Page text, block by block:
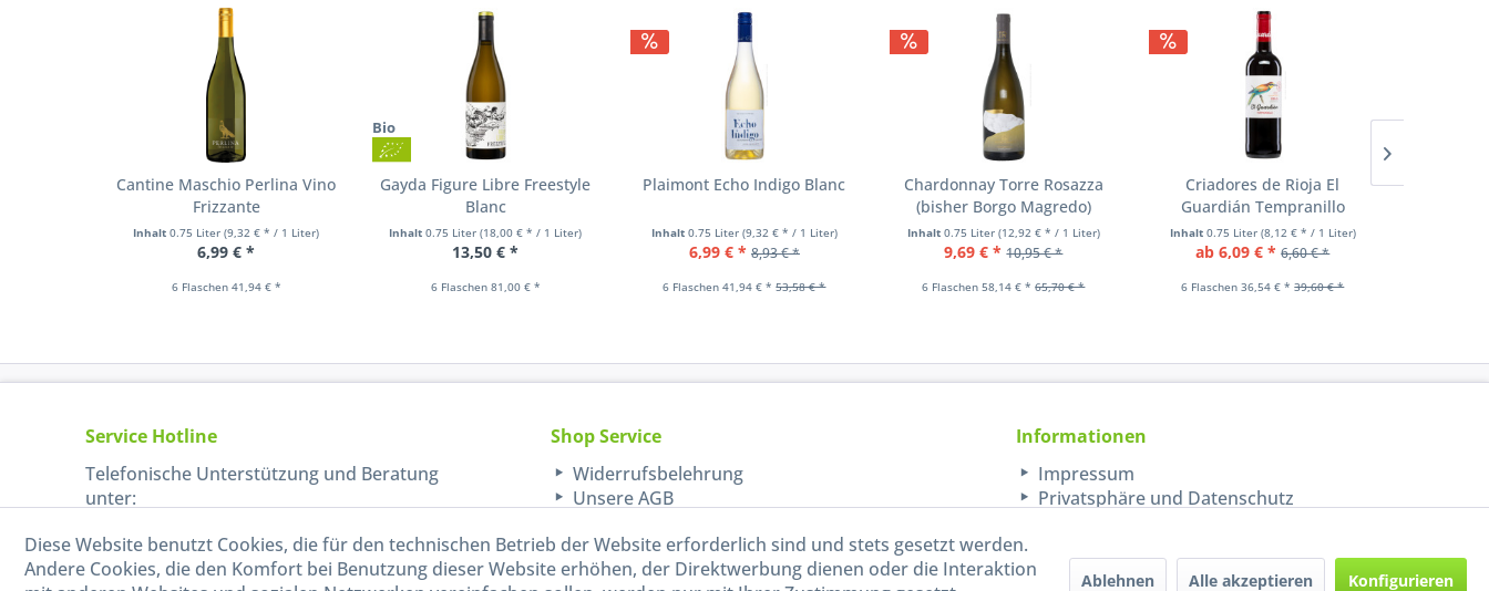
Cantine Maschio Perlina Vino
Frizzante
Inhalt0.75 Liter(9,32 € * / 1 Liter)
6,99 € *
6 Flaschen 41,94 € *
Bio
Gayda Figure Libre Freestyle
Blanc
Inhalt0.75 Liter(18,00 € * / 1 Liter)
13,50 € *
6 Flaschen 81,00 € *
Plaimont Echo Indigo Blanc
Inhalt 0.75 Liter (9,32 € * / 1 Liter)
6,99 € * 8,93 € *
6 Flaschen 41,94 € * 53,58 € *
Chardonnay Torre Rosazza
(bisher Borgo Magredo)
Inhalt 0.75 Liter (12,92 € * / 1 Liter)
9,69 € * 10,95 € *
6 Flaschen 58,14 € * 65,70 € *
Criadores de Rioja El
Guardián Tempranillo
Inhalt 0.75 Liter (8,12 € * / 1 Liter)
ab 6,09 € * 6,60 € *
6 Flaschen 36,54 € * 39,60 € *
Service Hotline
Telefonische Unterstützung und Beratung
unter:
040-880 99 770
Mo-Fr, 09:00 - 15:00 Uhr
Shop Service
Widerrufsbelehrung
Unsere AGB
Informationen
Impressum
Privatsphäre und Datenschutz
Diese Website benutzt Cookies, die für den technischen Betrieb der Website erforderlich sind und stets gesetzt werden.
Andere Cookies, die den Komfort bei Benutzung dieser Website erhöhen, der Direktwerbung dienen oder die Interaktion
Ablehnen Alle akzeptieren Konfigurieren